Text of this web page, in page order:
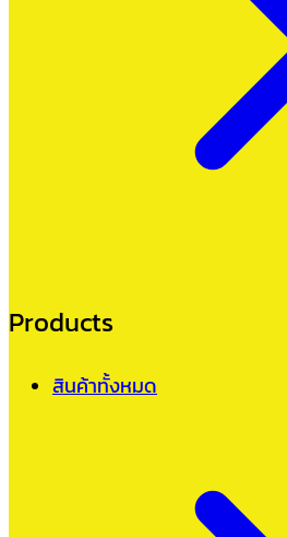
Products
สินค้าทั้งหมด